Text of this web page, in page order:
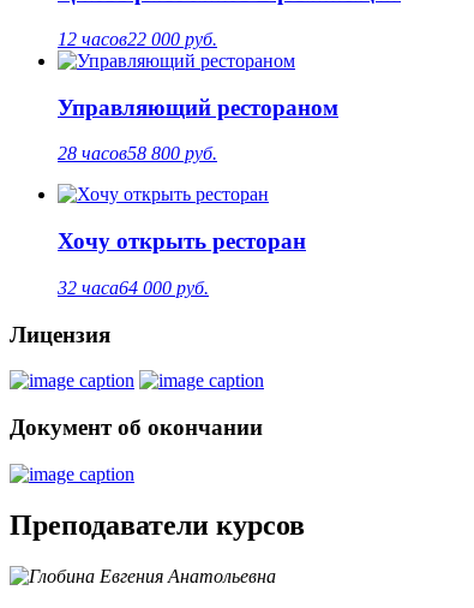
12 часов22 000 руб.
Управляющий рестораном
28 часов58 800 руб.
Хочу открыть ресторан
32 часа64 000 руб.
Лицензия
Документ об окончании
Преподаватели курсов